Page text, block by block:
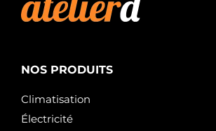
NOS PRODUITS
Climatisation
Électricité